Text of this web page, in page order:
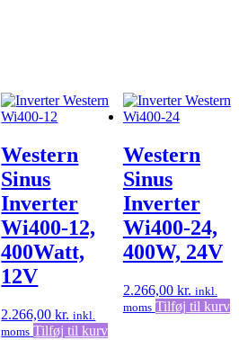
Western
Sinus
Inverter
Wi400-12,
400Watt,
12V
2.266,00kr. inkl.
moms Tilføj til kurv
Western
Sinus
Inverter
Wi400-24,
400W, 24V
2.266,00 kr. inkl.
moms Tilføj til kurv